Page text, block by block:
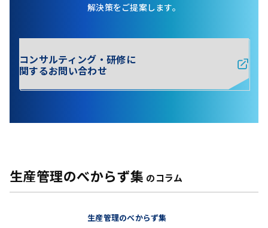
解決策をご提案します。
コンサルティング・研修に
関するお問い合わせ
生産管理のべからず集 のコラム
生産管理のべからず集